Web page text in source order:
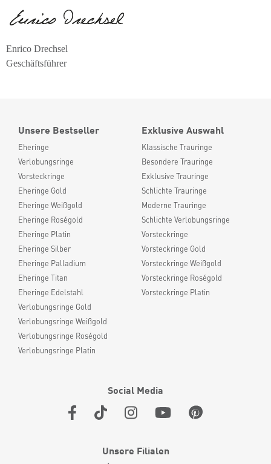
Enrico Drechsel
Geschäftsführer
Unsere Bestseller
Eheringe
Verlobungsringe
Vorsteckringe
Eheringe Gold
Eheringe Weißgold
Eheringe Roségold
Eheringe Platin
Eheringe Silber
Eheringe Palladium
Eheringe Titan
Eheringe Edelstahl
Verlobungsringe Gold
Verlobungsringe Weißgold
Verlobungsringe Roségold
Verlobungsringe Platin
Exklusive Auswahl
Klassische Trauringe
Besondere Trauringe
Exklusive Trauringe
Schlichte Trauringe
Moderne Trauringe
Schlichte Verlobungsringe
Vorsteckringe
Vorsteckringe Gold
Vorsteckringe Weißgold
Vorsteckringe Roségold
Vorsteckringe Platin
Social Media
Unsere Filialen